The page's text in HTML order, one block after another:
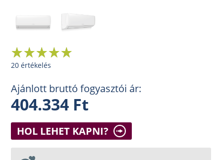
20 értékelés
Ajánlott bruttó fogyasztói ár:
404.334 Ft
HOL LEHET KAPNI?